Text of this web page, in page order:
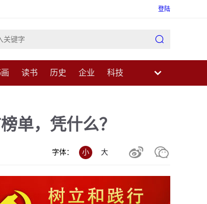
登陆

读书 历史 企业 科技
单，凭什么？


字体： 小 大